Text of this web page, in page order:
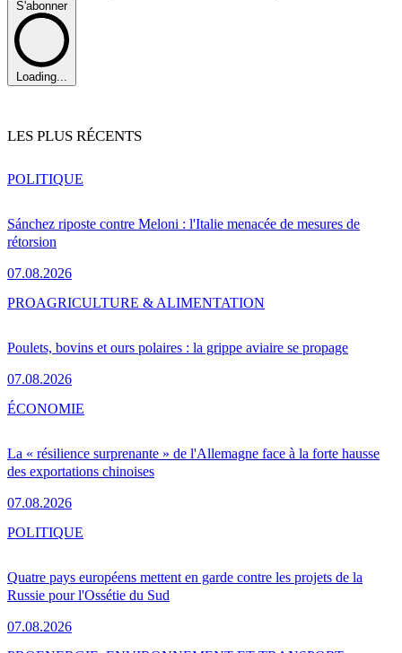
S'abonner
Loading...
LES PLUS RÉCENTS
Sánchez riposte contre Meloni : l'Italie menacée de mesures de
rétorsion
07.08.2026
POLITIQUE
Poulets, bovins et ours polaires : la grippe aviaire se propage
07.08.2026
PROAGRICULTURE & ALIMENTATION
La « résilience surprenante » de l'Allemagne face à la forte hausse
des exportations chinoises
07.08.2026
ÉCONOMIE
Quatre pays européens mettent en garde contre les projets de la
Russie pour l'Ossétie du Sud
07.08.2026
POLITIQUE